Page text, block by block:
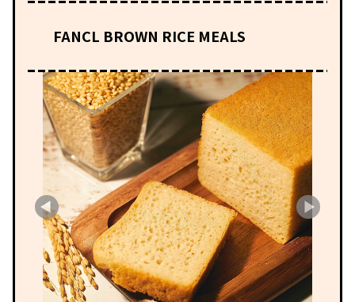
FANCL BROWN RICE MEALS